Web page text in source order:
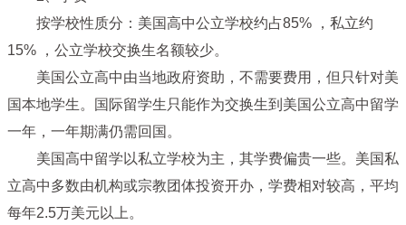
按学校性质分：美国高中公立学校约占85% ，私立约
15% ，公立学校交换生名额较少。
美国公立高中由当地政府资助，不需要费用，但只针对美
国本地学生。国际留学生只能作为交换生到美国公立高中留学
一年，一年期满仍需回国。
美国高中留学以私立学校为主，其学费偏贵一些。美国私
立高中多数由机构或宗教团体投资开办，学费相对较高，平均
每年2.5万美元以上。